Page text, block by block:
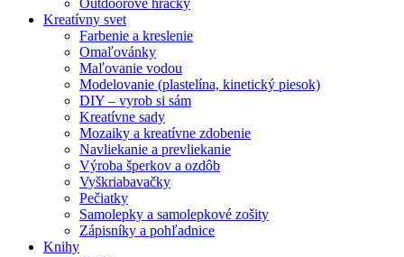
Kreatívny svet
Farbenie a kreslenie
Omaľovánky
Maľovanie vodou
Modelovanie (plastelína, kinetický piesok)
DIY – vyrob si sám
Kreatívne sady
Mozaiky a kreatívne zdobenie
Navliekanie a prevliekanie
Výroba šperkov a ozdôb
Vyškriabavačky
Pečiatky
Samolepky a samolepkové zošity
Zápisníky a pohľadnice
Knihy